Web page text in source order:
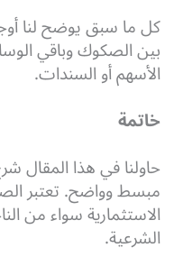
كل ما سبق يوضح لنا
بين الصكوك وباقي
الأسهم أو السندات.
خاتمة
حاولنا في هذا
مبسط وواضح. تعتبر
الاستثمارية سواء من
الشرعية.